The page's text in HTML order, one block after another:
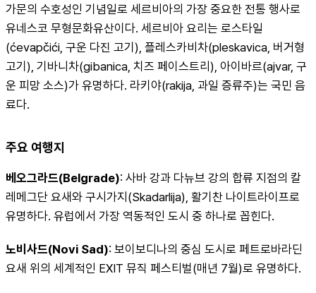
가문의 수호성인 기념일로 세르비아의 가장 중요한 전통 행사로
유네스코 무형문화유산이다. 세르비아 요리는 로스타일
(ćevapčići, 구운 다진 고기), 플레스카비차(pleskavica, 버거형
고기), 기바니차(gibanica, 치즈 페이스트리), 아이바르(ajvar, 구
운 피망 소스)가 유명하다. 라키야(rakija, 과일 증류주)는 국민 음
료다.
주요 여행지
베오그라드(Belgrade): 사바 강과 다뉴브 강의 합류 지점의 칼
레메그단 요새와 구시가지(Skadarlija), 활기찬 나이트라이프로
유명하다. 유럽에서 가장 역동적인 도시 중 하나로 꼽힌다.
노비사드(Novi Sad): 보이보디나의 중심 도시로 페트로바라딘
요새 위의 세계적인 EXIT 뮤직 페스티벌(매년 7월)로 유명하다.